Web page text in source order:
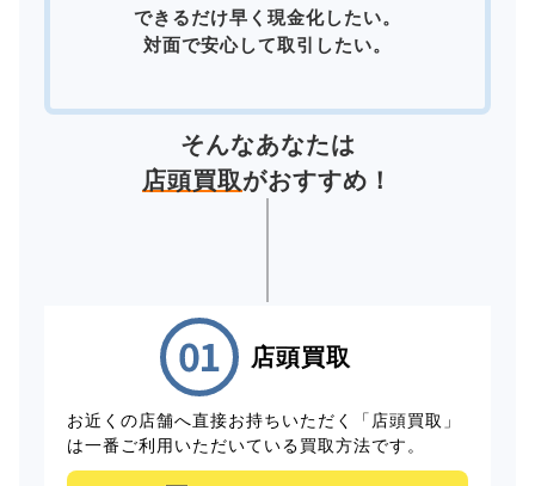
できるだけ早く現金化したい。
対面で安心して取引したい。
そんなあなたは
店頭買取がおすすめ！
店頭買取
お近くの店舗へ直接お持ちいただく「店頭買取」
は一番ご利用いただいている買取方法です。